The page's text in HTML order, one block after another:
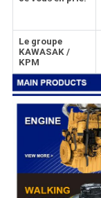
Le groupe
KAWASAK /
KPM